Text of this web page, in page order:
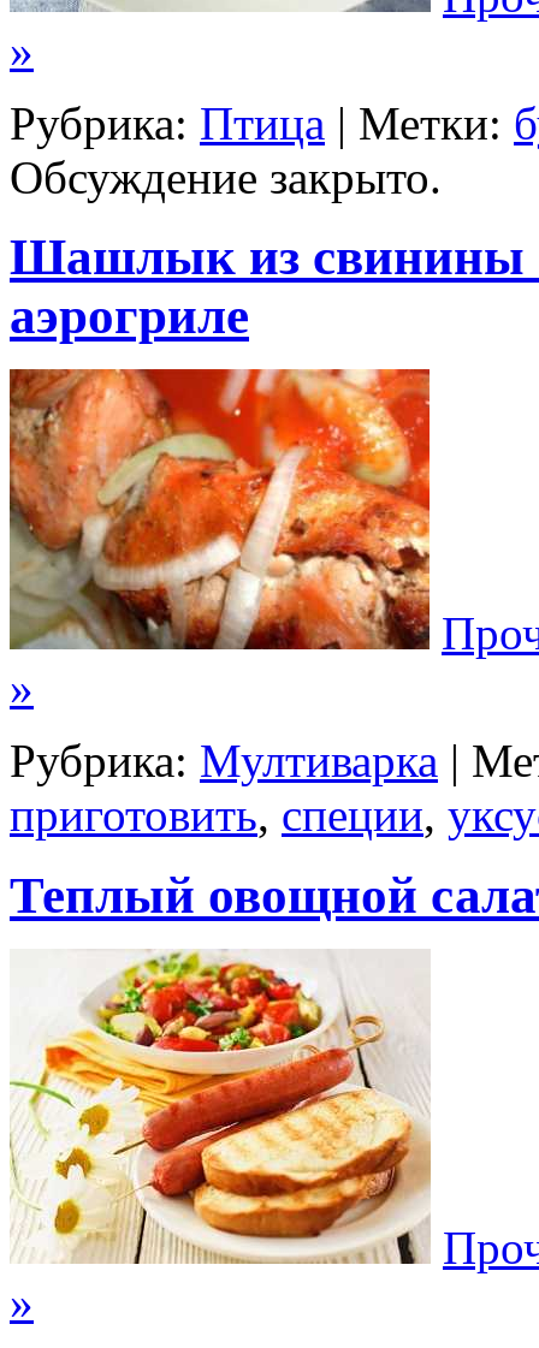
»
Рубрика: Птица | Метки:
Обсуждение закрыто.
Шашлык из свинины
аэрогриле
»
Рубрика: Мултиварка |
приготовить, специи,
Теплый овощной
»